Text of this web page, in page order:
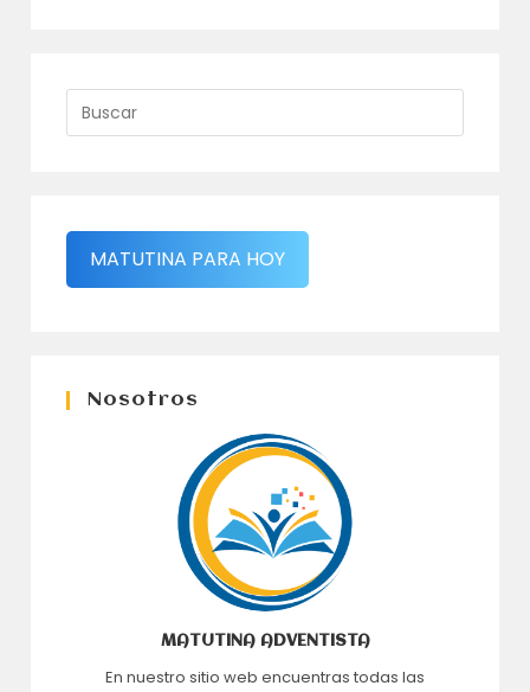
MATUTINA PARA HOY
Nosotros
MATUTINA ADVENTISTA
En nuestro sitio web encuentras todas las